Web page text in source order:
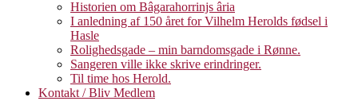
Historien om Bâgarahorrinjs âria
I anledning af 150 året for Vilhelm Herolds fødsel i
Hasle
Rolighedsgade – min barndomsgade i Rønne.
Sangeren ville ikke skrive erindringer.
Til time hos Herold.
Kontakt / Bliv Medlem